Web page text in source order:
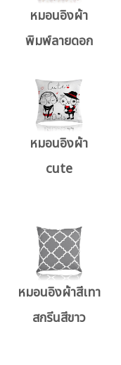
หมอนอิงผ้า
พิมพ์ลายดอก
หมอนอิงผ้า
cute
หมอนอิงผ้าสีเทา
สกรีนสีขาว